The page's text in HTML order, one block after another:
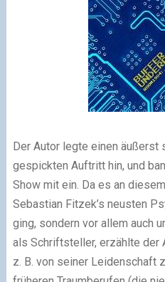
Der Autor legte einen äußerst
gespickten Auftritt hin, und
Show mit ein. Da es an
Sebastian Fitzek’s neusten
ging, sondern vor allem auch
als Schriftsteller, erzählte der
z. B. von seiner Leidenschaft